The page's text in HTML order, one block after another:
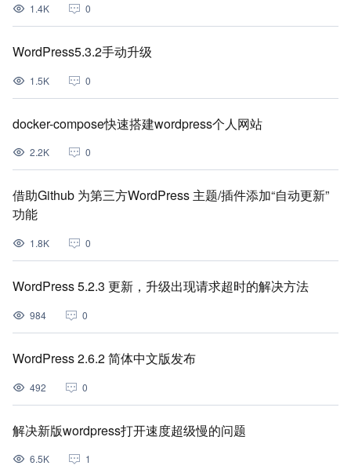
1.4K 0
WordPress5.3.2手动升级
1.5K 0
docker-compose快速搭建wordpress个人网站
2.2K 0
借助Github 为第三方WordPress 主题/插件添加“自动更新”
功能
1.8K 0
WordPress 5.2.3 更新，升级出现请求超时的解决方法
984 0
WordPress 2.6.2 简体中文版发布
492 0
解决新版wordpress打开速度超级慢的问题
6.5K 1